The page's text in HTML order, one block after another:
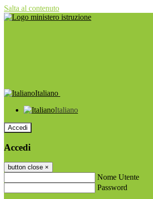
Salta al contenuto
Italiano
Italiano
Accedi
Accedi
button close ×
Nome Utente
Password